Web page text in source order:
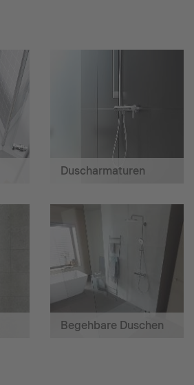
Duscharmaturen
Begehbare Duschen